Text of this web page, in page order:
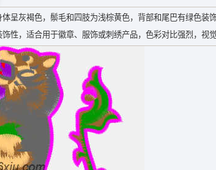
呈灰褐色，鬃毛和四肢为浅棕黄色，背部和尾巴有绿色装
性，适合用于徽章、服饰或刺绣产品，色彩对比强烈，视觉